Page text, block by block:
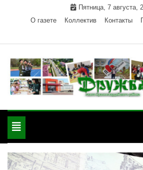
Пятница, 7 августа,
О газете
Коллектив Контакты
"Дружба" —
района
Красногвардейского района
Toggle
navigation